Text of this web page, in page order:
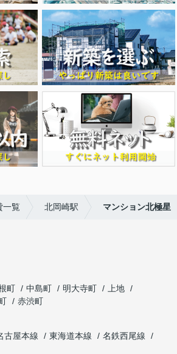
一覧 北岡崎駅 マンション北極星
町 中島町 明大寺町
上地
赤渋町
古屋本線 東海道本線
名鉄西尾線